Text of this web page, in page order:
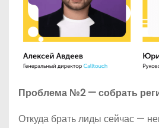
Проблема №2 — собрать
Откуда брать лиды сейчас —